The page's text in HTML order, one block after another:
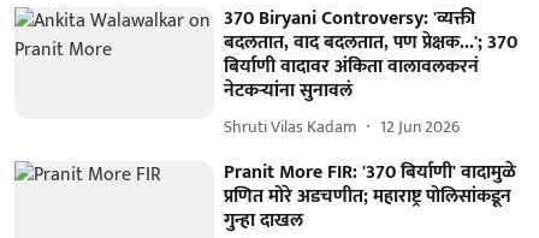
370 Biryani Controversy: 'व्यक्ती
बदलतात, वाद बदलतात, पण प्रेक्षक...'; 370
बिर्याणी वादावर अंकिता वालावलकरनं
नेटकऱ्यांना सुनावलं
Shruti Vilas Kadam 12 Jun 2026
Pranit More FIR: '370 बिर्याणी' वादामुळे
प्रणित मोरे अडचणीत; महाराष्ट्र पोलिसांकडून
गुन्हा दाखल